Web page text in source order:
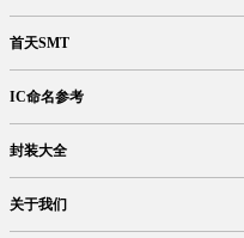
首天SMT
IC命名参考
封装大全
关于我们